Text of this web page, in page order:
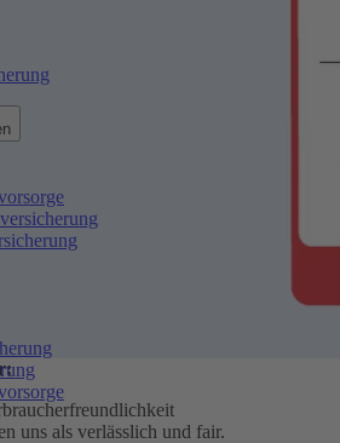
uns als verlässlich und fair.